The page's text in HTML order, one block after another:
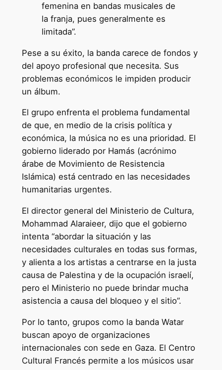
femenina en bandas musicales de
la franja, pues generalmente es
limitada”.
Pese a su éxito, la banda carece de fondos y
del apoyo profesional que necesita. Sus
problemas económicos le impiden producir
un álbum.
El grupo enfrenta el problema fundamental
de que, en medio de la crisis política y
económica, la música no es una prioridad. El
gobierno liderado por Hamás (acrónimo
árabe de Movimiento de Resistencia
Islámica) está centrado en las necesidades
humanitarias urgentes.
El director general del Ministerio de Cultura,
Mohammad Alaraieer, dijo que el gobierno
intenta “abordar la situación y las
necesidades culturales en todas sus formas,
y alienta a los artistas a centrarse en la justa
causa de Palestina y de la ocupación israelí,
pero el Ministerio no puede brindar mucha
asistencia a causa del bloqueo y el sitio”.
Por lo tanto, grupos como la banda Watar
buscan apoyo de organizaciones
internacionales con sede en Gaza. El Centro
Cultural Francés permite a los músicos usar